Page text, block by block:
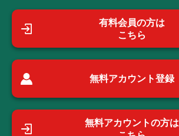
有料会員の方は
こちら
無料アカウント登録
無料アカウントの方は